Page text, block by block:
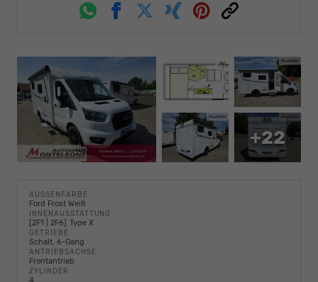
WhatsappFacebookTwitterXing Pinterest
Link
+22
AUSSENFARBE
Ford Frost Weiß
INNENAUSSTATTUNG
2F1 | 2F6 Type X
GETRIEBE
Schalt. 6-Gang
ANTRIEBSACHSE
Frontantrieb
ZYLINDER